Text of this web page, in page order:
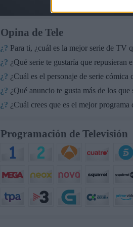
Opina de Tele
¿? Para ti, ¿cuál es la mejor serie de TV
¿? ¿Qué serie te gustaría que repusieran
¿? ¿Cuál es el personaje de serie cómica
¿? ¿Qué anuncio te gusta más de los
¿? ¿Cuál crees que es el mejor
Programación de Televisión